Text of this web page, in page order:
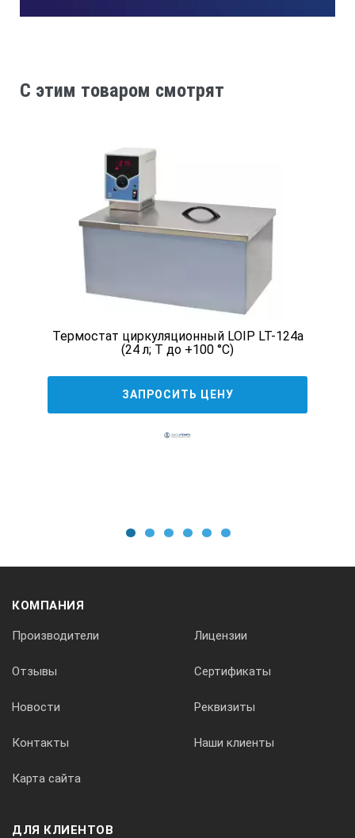
6000 — 6000 rpm
Изменяемое направление (переключаемое)
Погрешность вращающего момента
Рабочий цикл вкл.
99 min
7 сегментная диодная линия
Датчик дисбаланса
C этим товаром смотрят
Термостат циркуляционный LOIP LT-124a
(24 л; Т до +100 °С)
ЗАПРОСИТЬ ЦЕНУ
КОМПАНИЯ
Производители Лицензии
Отзывы Сертификаты
Новости Реквизиты
Контакты Наши клиенты
Карта сайта
ДЛЯ КЛИЕНТОВ